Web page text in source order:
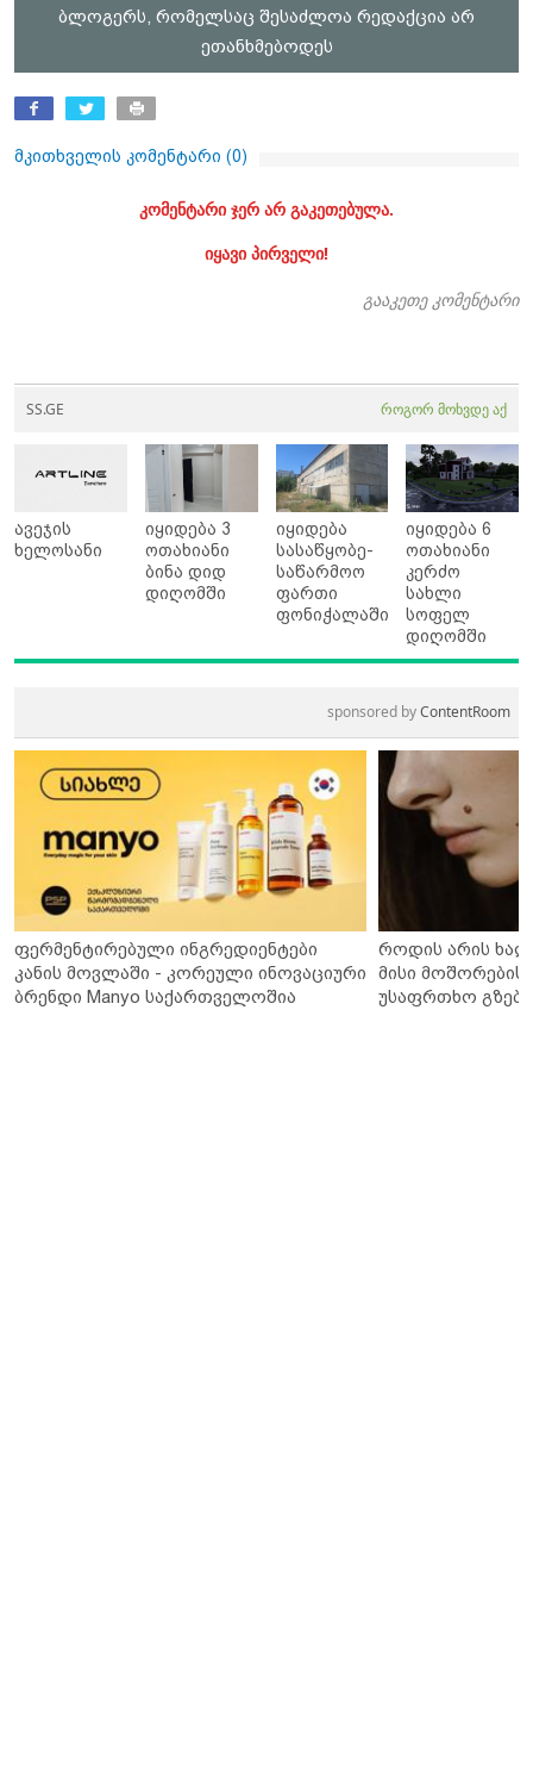
ბლოგერს, რომელსაც შესაძლოა რედაქცია არ
ეთანხმებოდეს
მკითხველის კომენტარი (0)
კომენტარი ჯერ არ გაკეთებულა.
იყავი პირველი!
გააკეთე კომენტარი
SS.GE როგორ მოხვდე აქ
ავეჯის
ხელოსანი
იყიდება 3
ოთახიანი
ბინა დიდ
დიღომში
იყიდება
სასაწყობე-
საწარმოო
ფართი
ფონიჭალაში
იყიდება 6
ოთახიანი
კერძო
სახლი
სოფელ
დიღომში
sponsored byContentRoom
ფერმენტირებული ინგრედიენტები
კანის მოვლაში - კორეული ინოვაციური
ბრენდი Manyo საქართველოშია
როდის არის
მისი მოშორების
უსაფრთხო გზები